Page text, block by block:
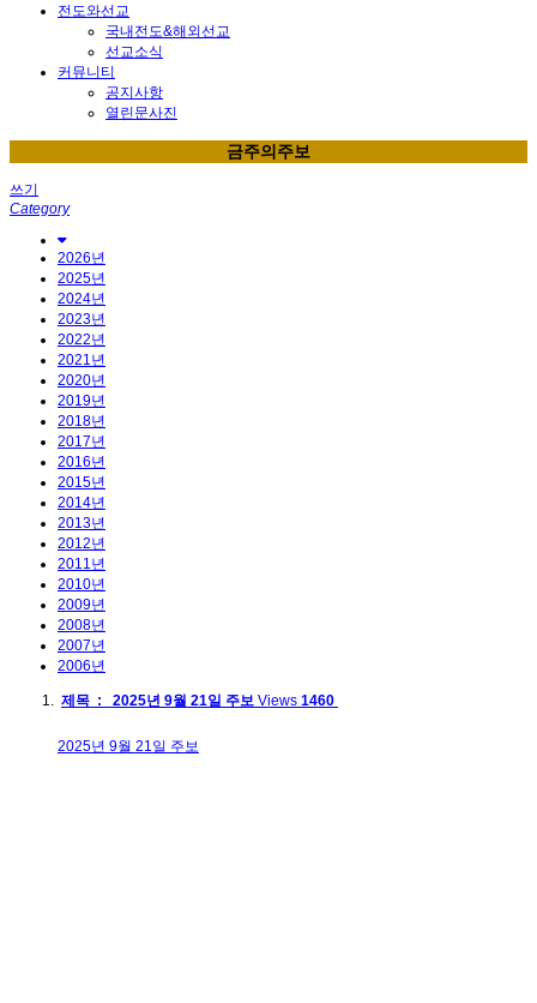
전도와선교
국내전도&해외선교
선교소식
커뮤니티
공지사항
열린문사진
금주의주보
쓰기
Category
2026년
2025년
2024년
2023년
2022년
2021년
2020년
2019년
2018년
2017년
2016년
2015년
2014년
2013년
2012년
2011년
2010년
2009년
2008년
2007년
2006년
제목 : 2025년 9월 21일 주보 Views 1460
2025년 9월 21일 주보